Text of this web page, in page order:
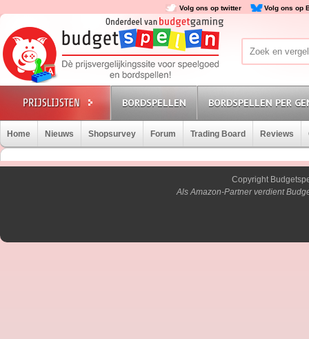
Volg ons op twitter Volg ons op
BORDSPELLEN BORDSPELLEN PER
Home Nieuws Shopsurvey Forum Trading Board Reviews
Copyright
Als Amazon-Partner verdient